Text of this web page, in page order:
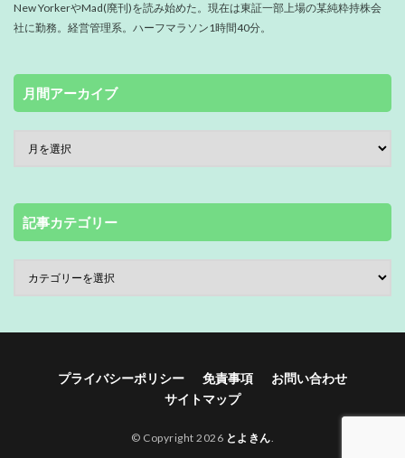
New YorkerやMad(廃刊)を読み始めた。現在は東証一部上場の某純粋持株会
社に勤務。経営管理系。ハーフマラソン1時間40分。
月間アーカイブ
記事カテゴリー
プライバシーポリシー 免責事項
お問い合わせ
サイトマップ
© Copyright 2026 とよきん.